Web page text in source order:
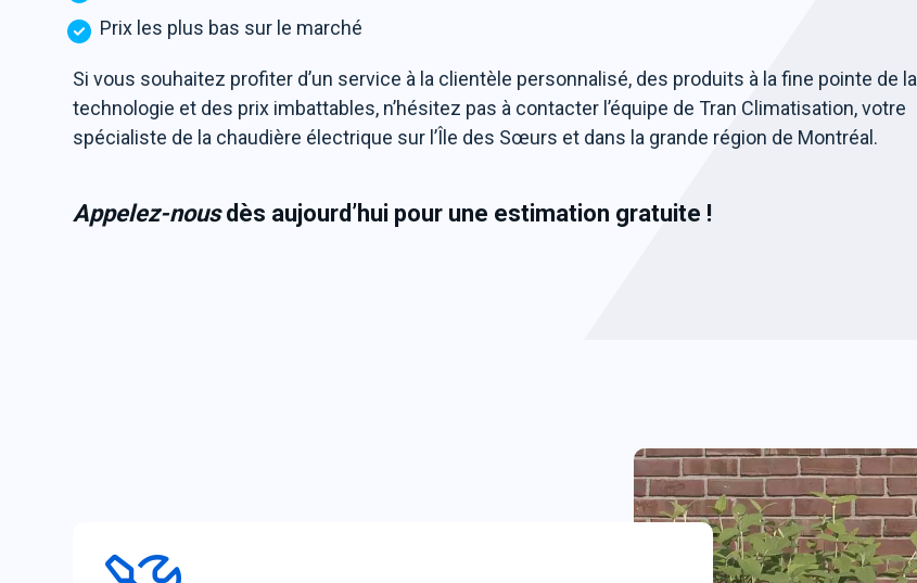
Prix les plus bas sur le marché
Si vous souhaitez profiter d’un service à la clientèle personnalisé, des produits à la fine pointe de la
technologie et des prix imbattables, n’hésitez pas à contacter l’équipe de Tran Climatisation, votre
spécialiste de la chaudière électrique sur l’Île des Sœurs et dans la grande région de Montréal.
Appelez-nousdès aujourd’hui pour une estimation gratuite !